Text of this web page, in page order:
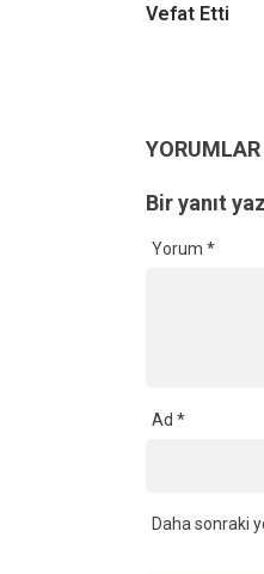
Vefat Etti
YORUMLAR
Bir yanıt
Yorum *
Ad *
Daha sonraki